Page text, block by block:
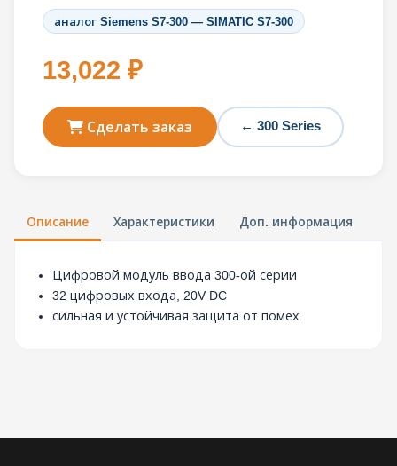
аналог Siemens S7-300 — SIMATIC S7-300
13,022 ₽
Сделать заказ ← 300 Series
Описание Характеристики Доп. информация
Цифровой модуль ввода 300-ой серии
32 цифровых входа, 20V DC
сильная и устойчивая защита от помех